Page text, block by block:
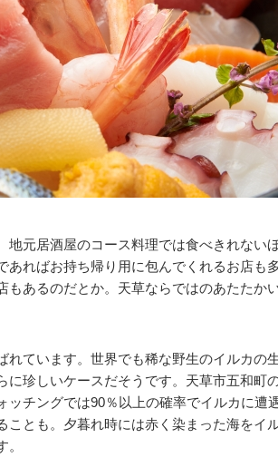
地元居酒屋のコース料理では食べきれない
あればお持ち帰り用に包んでくれるお店も
もあるのだとか。天草ならではのあたたか
れています。世界でも稀な野生のイルカの
に珍しいケースだそうです。天草市五和町
ッチングでは90％以上の確率でイルカに遭
ことも。夕暮れ時には赤く染まった海をイ